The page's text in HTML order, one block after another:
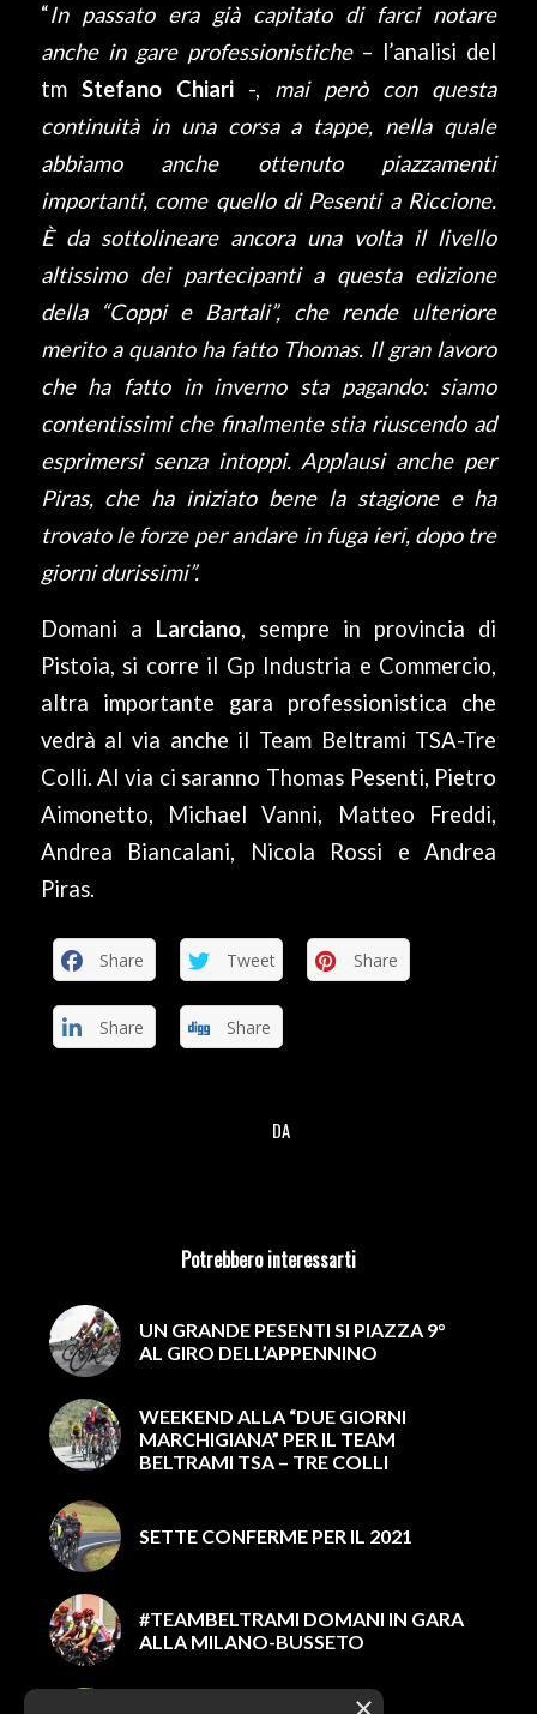
“In passato era già capitato di farci notare
anche in gare professionistiche– l’analisi del
tm Stefano Chiari-, mai però con questa
continuità in una corsa a tappe, nella quale
abbiamo anche ottenuto piazzamenti
importanti, come quello di Pesenti a Riccione.
È da sottolineare ancora una volta il livello
altissimo dei partecipanti a questa edizione
della “Coppi e Bartali”, che rende ulteriore
merito a quanto ha fatto Thomas. Il gran lavoro
che ha fatto in inverno sta pagando: siamo
contentissimi che finalmente stia riuscendo ad
esprimersi senza intoppi. Applausi anche per
Piras, che ha iniziato bene la stagione e ha
trovato le forze per andare in fuga ieri, dopo tre
giorni durissimi”.
Domani a Larciano, sempre in provincia di
Pistoia, si corre il Gp Industria e Commercio,
altra importante gara professionistica che
vedrà al via anche il Team Beltrami TSA-Tre
Colli. Al via ci saranno Thomas Pesenti, Pietro
Aimonetto, Michael Vanni, Matteo Freddi,
Andrea Biancalani, Nicola Rossi e Andrea
Piras.
Share Tweet Share
Share Share
DA
Potrebbero interessarti
UN GRANDE PESENTI SI PIAZZA 9°
AL GIRO DELL’APPENNINO
WEEKEND ALLA “DUE GIORNI
MARCHIGIANA” PER IL TEAM
BELTRAMI TSA – TRE COLLI
SETTE CONFERME PER IL 2021
#TEAMBELTRAMI DOMANI IN GARA
ALLA MILANO-BUSSETO